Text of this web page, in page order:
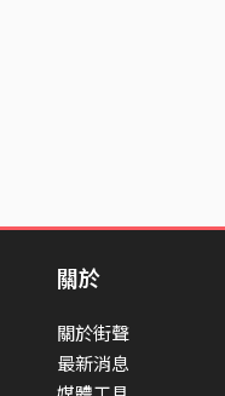
關於
關於街聲
最新消息